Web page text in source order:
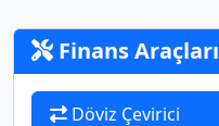
Finans Araçları
Döviz Çevirici